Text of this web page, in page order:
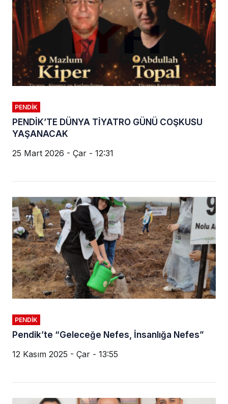
PENDIK
PENDİK’TE DÜNYA TİYATRO GÜNÜ COŞKUSU
YAŞANACAK
25 Mart 2026 - Çar - 12:31
PENDIK
Pendik’te “Geleceğe Nefes, İnsanlığa Nefes”
12 Kasım 2025 - Çar - 13:55